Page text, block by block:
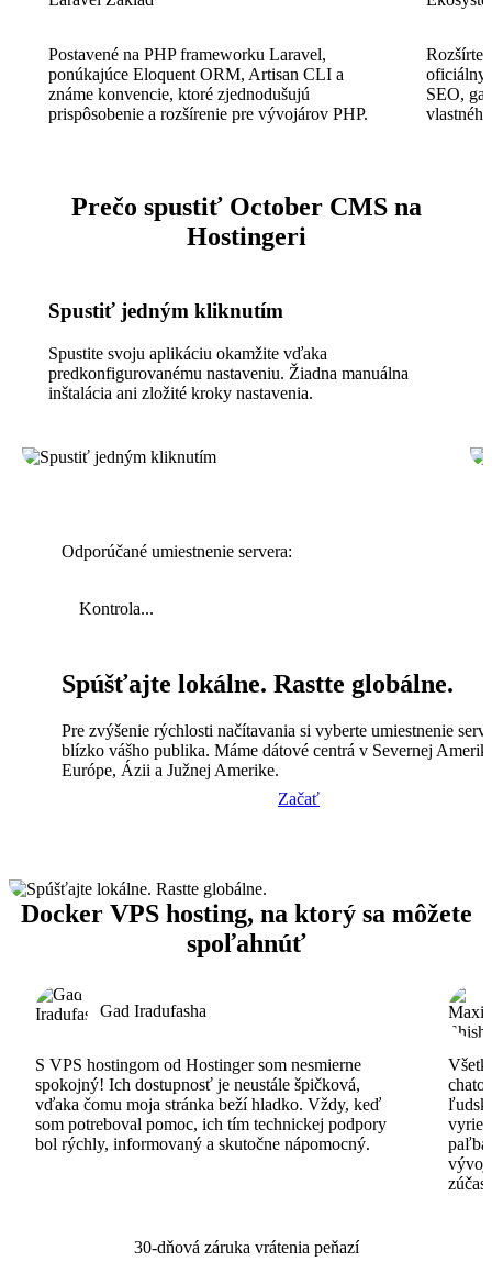
Postavené na PHP frameworku Laravel,
ponúkajúce Eloquent ORM, Artisan CLI a
známe konvencie, ktoré zjednodušujú
prispôsobenie a rozšírenie pre vývojárov PHP.
Rozšírte
SEO,
Prečo spustiť October CMS na
Hostingeri
Spustiť jedným kliknutím
Spustite svoju aplikáciu okamžite vďaka
predkonfigurovanému nastaveniu. Žiadna manuálna
inštalácia ani zložité kroky nastavenia.
Odporúčané umiestnenie servera:
Kontrola...
Spúšťajte lokálne. Rastte globálne.
Pre zvýšenie rýchlosti načítavania si vyberte umiestnenie
blízko vášho publika. Máme dátové centrá v Severnej
Európe, Ázii a Južnej Amerike.
Začať
Docker VPS hosting, na ktorý sa môžete
spoľahnúť
Gad Iradufasha
S VPS hostingom od Hostinger som nesmierne
spokojný! Ich dostupnosť je neustále špičková,
vďaka čomu moja stránka beží hladko. Vždy, keď
som potreboval pomoc, ich tím technickej podpory
bol rýchly, informovaný a skutočne nápomocný.
30-dňová záruka vrátenia peňazí